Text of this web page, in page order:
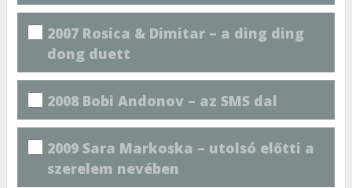
2007 Rosica & Dimitar – a ding ding
dong duett
2008 Bobi Andonov – az SMS dal
2009 Sara Markoska – utolsó előtti a
szerelem nevében